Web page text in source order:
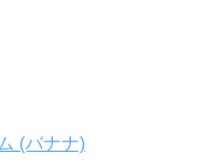
(バナナ)